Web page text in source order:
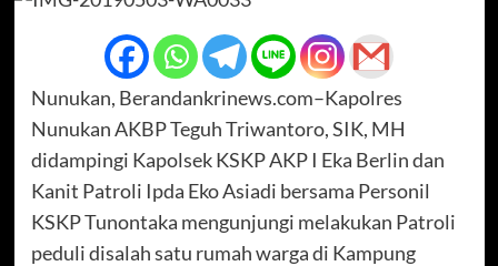
Nunukan, Berandankrinews.com–Kapolres
Nunukan AKBP Teguh Triwantoro, SIK, MH
didampingi Kapolsek KSKP AKP I Eka Berlin dan
Kanit Patroli Ipda Eko Asiadi bersama Personil
KSKP Tunontaka mengunjungi melakukan Patroli
peduli disalah satu rumah warga di Kampung